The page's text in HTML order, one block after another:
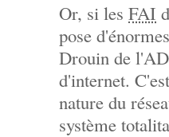
Or, si les FAI
pose
Drouin de
d'internet.
nature du
système